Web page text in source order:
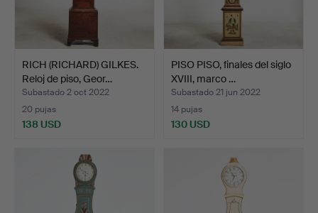
RICH (RICHARD) GILKES.
Reloj de piso, Geor…
Subastado 2 oct 2022
20 pujas
138 USD
PISO PISO, finales del siglo
XVIII, marco …
Subastado 21 jun 2022
14 pujas
130 USD